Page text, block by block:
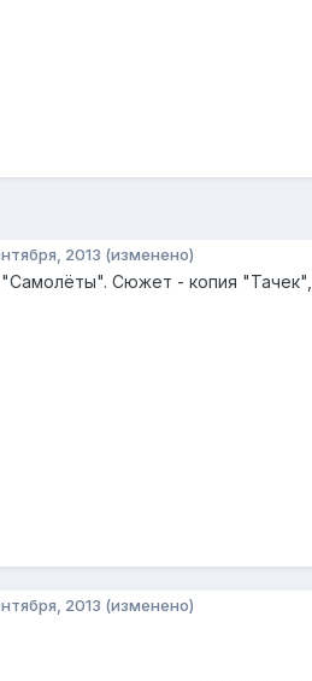
2013 (изменено)
Сюжет - копия
2013 (изменено)